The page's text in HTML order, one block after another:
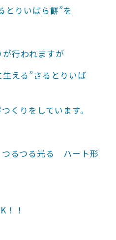
とりいばら餅”を
行われますが
える”さるとりいば
くりをしています。
つるつる光る ハート形
！